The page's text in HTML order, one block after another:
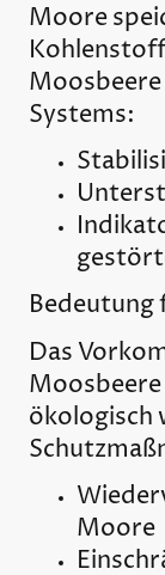
Moore
Moosbeere
Systems:
Bedeutung
Das
Moore